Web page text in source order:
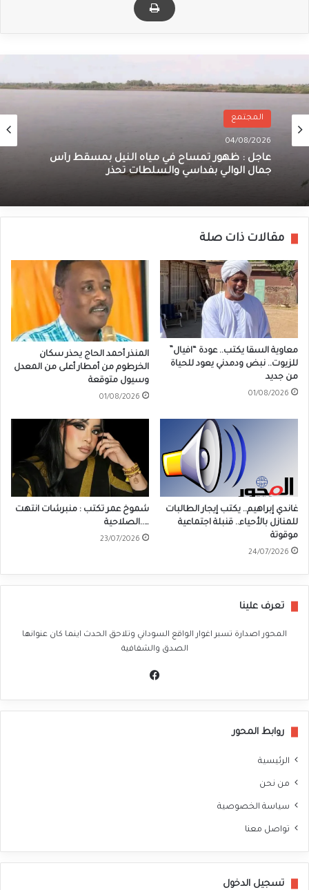
المجتمع
04/08/2026
عاجل : ظهور تمساح في مياه النيل بمسقط رأس
جمال الوالي بفداسي والسلطات تحذر
مقالات ذات صلة
معاوية السقا يكتب.. عودة “افيال”
للزيوت.. نبض ودمدني يعود للحياة
من جديد
01/08/2026
المنذر أحمد الحاج يحذر سكان
الخرطوم من أمطار أعلى من المعدل
وسيول متوقعة
01/08/2026
غاندي إبراهيم.. يكتب إيجار الطالبات
للمنازل بالأحياء.. قنبلة اجتماعية
موقوتة
24/07/2026
شموخ عمر تكتب : منبرشات انتهت
…..الصلاحية
23/07/2026
تعرف علينا
المحور اصدارة تسبر اغوار الواقع السوداني وتلاحق الحدث اينما كان عنوانها
الصدق والشفافية
روابط المحور
الرئيسية
من نحن
سياسة الخصوصية
تواصل معنا
تسجيل الدخول